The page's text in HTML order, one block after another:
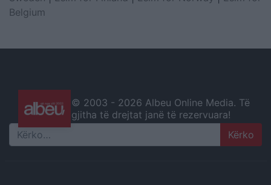
Belgium
© 2003 - 2026 Albeu Online Media. Të
gjitha të drejtat janë të rezervuara!
Search